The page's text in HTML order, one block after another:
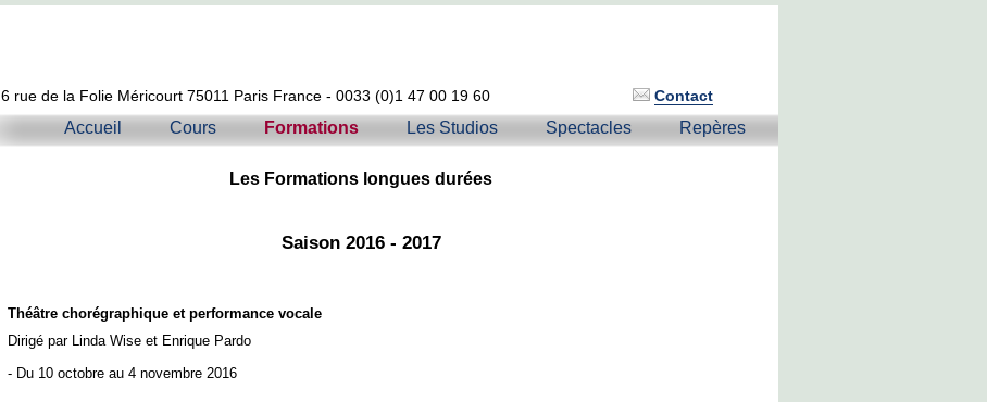
6 rue de la Folie Méricourt 75011 Paris France - 0033 (0)1 47 00 19 60 Contact
Accueil Cours Formations Les Studios Spectacles Repères
Les Formations longues durées
Saison 2016 - 2017
Théâtre chorégraphique et performance vocale
Dirigé par Linda Wise et Enrique Pardo
- Du 10 octobre au 4 novembre 2016